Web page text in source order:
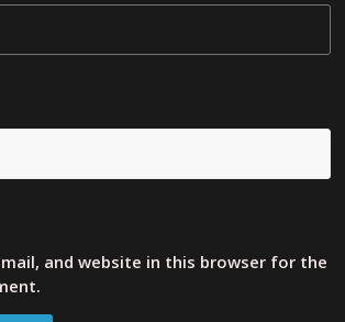
and website in this browser for the